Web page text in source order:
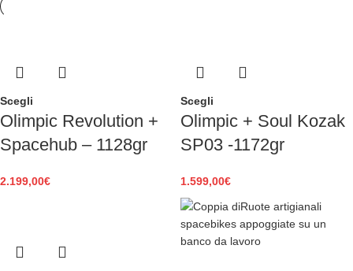
Scegli
Olimpic Revolution +
Spacehub – 1128gr
2.199,00€
Scegli
Olimpic + Soul Kozak
SP03 -1172gr
1.599,00€